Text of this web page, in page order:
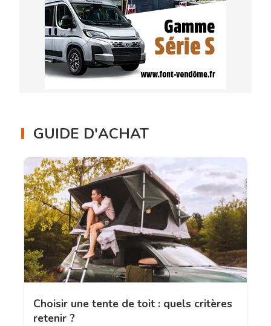
GUIDE D'ACHAT
Choisir une tente de toit : quels critères
retenir ?